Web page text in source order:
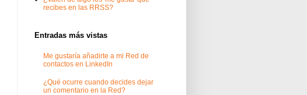
recibes en las RRSS?
Entradas más vistas
Me gustaría añadirte a mi Red de
contactos en LinkedIn
¿Qué ocurre cuando decides dejar
un comentario en la Red?